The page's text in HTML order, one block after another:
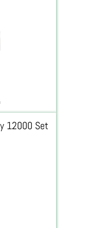
12000 Set